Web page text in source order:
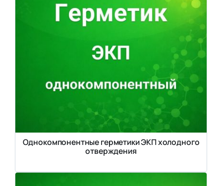
Однокомпонентные герметики ЭКП холодного
отверждения